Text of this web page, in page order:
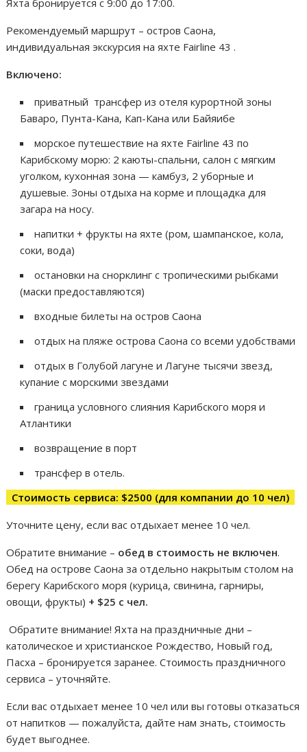
Рекомендуемый маршрут – остров Саона,
индивидуальная экскурсия на яхте Fairline 43 .
Включено:
приватный трансфер из отеля курортной зоны
Баваро, Пунта-Кана, Кап-Кана или Байяибе
морское путешествие на яхте Fairline 43 по
Карибскому морю: 2 каюты-спальни, салон с мягким
уголком, кухонная зона — камбуз, 2 уборные и
душевые. Зоны отдыха на корме и площадка для
загара на носу.
напитки + фрукты на яхте (ром, шампанское, кола,
соки, вода)
остановки на снорклинг с тропическими рыбками
(маски предоставляются)
входные билеты на остров Саона
отдых на пляже острова Саона со всеми удобствами
отдых в Голубой лагуне и Лагуне тысячи звезд,
купание с морскими звездами
граница условного слияния Карибского моря и
Атлантики
возвращение в порт
трансфер в отель.
Стоимость сервиса: $2500 (для компании до 10 чел)
Уточните цену, если вас отдыхает менее 10 чел.
Обратите внимание – обед в стоимость не включен.
Обед на острове Саона за отдельно накрытым столом на
берегу Карибского моря (курица, свинина, гарниры,
овощи, фрукты) + $25 с чел.
Обратите внимание! Яхта на праздничные дни –
католическое и христианское Рождество, Новый год,
Пасха – бронируется заранее. Стоимость праздничного
сервиса – уточняйте.
Если вас отдыхает менее 10 чел или вы готовы отказаться
от напитков — пожалуйста, дайте нам знать, стоимость
будет выгоднее.